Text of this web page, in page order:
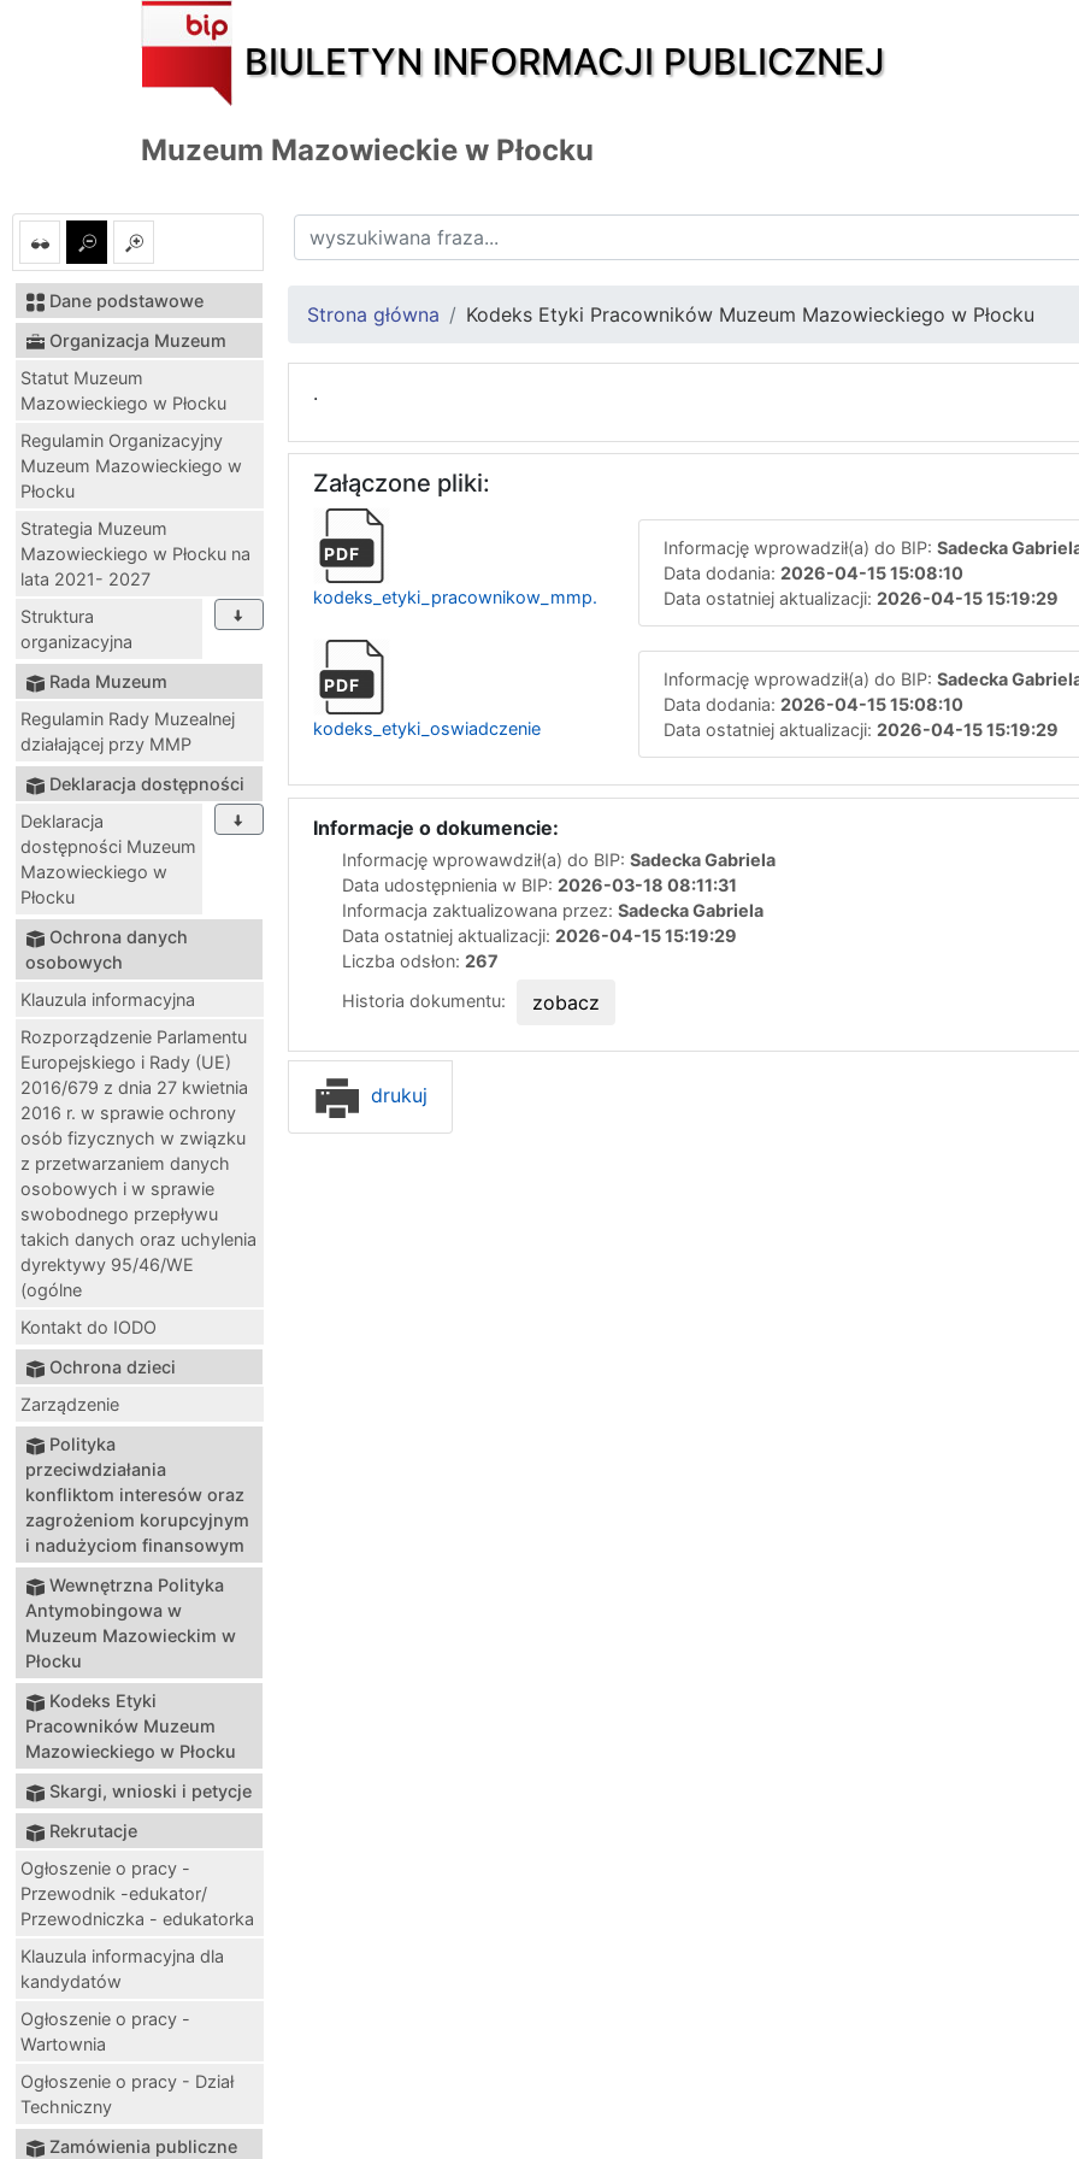
BIULETYN INFORMACJI PUBLICZNEJ
Muzeum Mazowieckie w Płocku
Dane podstawowe
Organizacja Muzeum
Statut Muzeum
Mazowieckiego w Płocku
Regulamin Organizacyjny
Muzeum Mazowieckiego w
Płocku
Strategia Muzeum
Mazowieckiego w Płocku na
lata 2021- 2027
Struktura
organizacyjna
Rada Muzeum
Regulamin Rady Muzealnej
działającej przy MMP
Deklaracja dostępności
Deklaracja
dostępności Muzeum
Mazowieckiego w
Płocku
Ochrona danych
osobowych
Klauzula informacyjna
Rozporządzenie Parlamentu
Europejskiego i Rady (UE)
2016/679 z dnia 27 kwietnia
2016 r. w sprawie ochrony
osób fizycznych w związku
z przetwarzaniem danych
osobowych i w sprawie
swobodnego przepływu
takich danych oraz uchylenia
dyrektywy 95/46/WE
(ogólne
Kontakt do IODO
Ochrona dzieci
Zarządzenie
Polityka
przeciwdziałania
konfliktom interesów oraz
zagrożeniom korupcyjnym
i nadużyciom finansowym
Wewnętrzna Polityka
Antymobingowa w
Muzeum Mazowieckim w
Płocku
Kodeks Etyki
Pracowników Muzeum
Mazowieckiego w Płocku
Skargi, wnioski i petycje
Rekrutacje
Ogłoszenie o pracy -
Przewodnik -edukator/
Przewodniczka - edukatorka
Klauzula informacyjna dla
kandydatów
Ogłoszenie o pracy -
Wartownia
Ogłoszenie o pracy - Dział
Techniczny
Zamówienia publiczne
Strona główna Kodeks Etyki Pracowników Muzeum Mazowieckiego w Płocku
.
Załączone pliki:
PDF
kodeks_etyki_pracownikow_mmp.
Informację wprowadził(a) do BIP: Sadecka
Data dodania: 2026-04-15 15:08:10
Data ostatniej aktualizacji: 2026-04-15 15:19:29
PDF
kodeks_etyki_oswiadczenie
Informację wprowadził(a) do BIP: Sadecka
Data dodania: 2026-04-15 15:08:10
Data ostatniej aktualizacji: 2026-04-15 15:19:29
Informacje o dokumencie:
Informację wprowawdził(a) do BIP: Sadecka Gabriela
Data udostępnienia w BIP: 2026-03-18 08:11:31
Informacja zaktualizowana przez: Sadecka Gabriela
Data ostatniej aktualizacji: 2026-04-15 15:19:29
Liczba odsłon: 267
Historia dokumentu:
zobacz
drukuj